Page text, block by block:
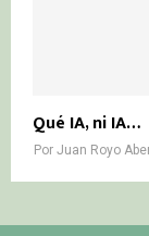
Qué IA, ni IA…
Por Juan Royo